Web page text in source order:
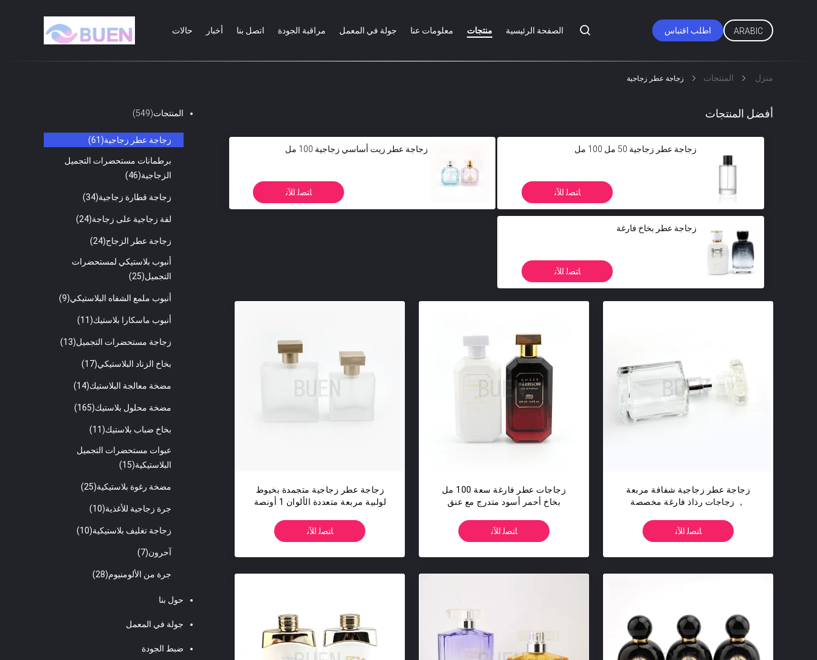
الصفحة الرئيسية منتجات معلومات عنا جولة في المعمل مراقبة الجودة اتصل بنا أخبار حالات اطلب اقتباس ARABIC
منزل المنتجات زجاجة عطر زجاجية
المنتجات(549)
زجاجة عطر زجاجية(61)
برطمانات مستحضرات التجميل
الزجاجية(46)
زجاجة قطارة زجاجية(34)
لفة زجاجية على زجاجة(24)
زجاجة عطر الزجاج(24)
أنبوب بلاستيكي لمستحضرات
التجميل(25)
أنبوب ملمع الشفاه البلاستيكي(9)
أنبوب ماسكارا بلاستيك(11)
زجاجة مستحضرات التجميل(13)
بخاخ الزناد البلاستيكي(17)
مضخة معالجة البلاستيك(14)
مضخة محلول بلاستيك(165)
بخاخ ضباب بلاستيك(11)
عبوات مستحضرات التجميل
البلاستيكية(15)
مضخة رغوة بلاستيكية(25)
جرة زجاجية للأغذية(10)
زجاجة تغليف بلاستيكية(10)
آحرون(7)
جرة من الألومنيوم(28)
حول بنا
جولة في المعمل
ضبط الجودة
أفضل المنتجات
زجاجة عطر زجاجية 50 مل 100 مل
ﺎﺘﺼﻟ ﺍﻶﻧ
زجاجة عطر زيت أساسي زجاجية 100 مل
ﺎﺘﺼﻟ ﺍﻶﻧ
زجاجة عطر بخاخ فارغة
ﺎﺘﺼﻟ ﺍﻶﻧ
زجاجة عطر زجاجية شفافة مربعة
， زجاجات رذاذ فارغة مخصصة
ﺎﺘﺼﻟ ﺍﻶﻧ
زجاجات عطر فارغة سعة 100 مل
بخاخ أحمر أسود متدرج مع عنق
ﺎﺘﺼﻟ ﺍﻶﻧ
زجاجة عطر زجاجية متجمدة بخيوط
لولبية مربعة متعددة الألوان 1 أونصة
ﺎﺘﺼﻟ ﺍﻶﻧ